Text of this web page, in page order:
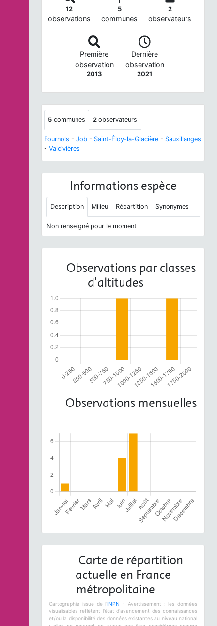
12
observations
5
communes
2
observateurs
Première
observation
2013
Dernière
observation
2021
5 communes 2 observateurs
Fournols - Job - Saint-Éloy-la-Glacière - Sauxillanges
- Valcivières
Informations espèce
Description Milieu Répartition Synonymes
Non renseigné pour le moment
Observations par classes
d'altitudes
Observations mensuelles
Carte de répartition
actuelle en France
métropolitaine
Cartographie issue de l'INPN
- Avertissement : les données
visualisables reflètent l'état d'avancement des connaissances
et/ou la disponibilité des données existantes au niveau national